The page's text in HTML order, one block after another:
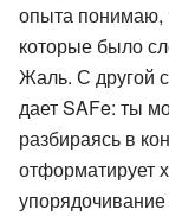
опыта понимаю,
которые было
Жаль. С другой
дает SAFe: ты
разбираясь в
отформатирует